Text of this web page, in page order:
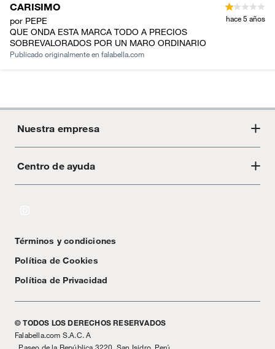
CARISIMO
por PEPE hace 5 años
QUE ONDA ESTA MARCA TODO A PRECIOS
SOBREVALORADOS POR UN MARO ORDINARIO
Publicado originalmente en falabella.com
Nuestra empresa
Acerca de Crate
Centro de ayuda
Textos Legales
Términos y condiciones
Política de Cookies
Política de Privacidad
© TODOS LOS DERECHOS RESERVADOS
Falabella.com S.A.C. A